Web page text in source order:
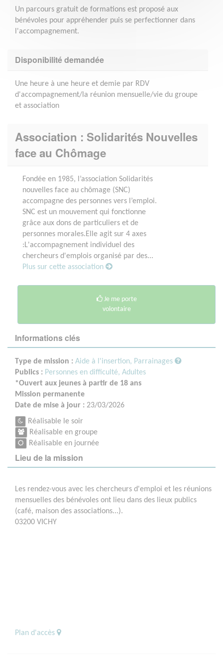
Un parcours gratuit de formations est proposé aux
bénévoles pour appréhender puis se perfectionner dans
l'accompagnement.
Disponibilité demandée
Une heure à une heure et demie par RDV
d'accompagnement/la réunion mensuelle/vie du groupe
et association
Association : Solidarités Nouvelles
face au Chômage
Fondée en 1985, l’association Solidarités
nouvelles face au chômage (SNC)
accompagne des personnes vers l’emploi.
SNC est un mouvement qui fonctionne
grâce aux dons de particuliers et de
personnes morales.Elle agit sur 4 axes
:L'accompagnement individuel des
chercheurs d'emplois organisé par des...
Plus sur cette association
Je me porte
volontaire
Informations clés
Type de mission : Aide à l'insertion, Parrainages
Publics : Personnes en difficulté, Adultes
*Ouvert aux jeunes à partir de 18 ans
Mission permanente
Date de mise à jour : 23/03/2026
Réalisable le soir
Réalisable en groupe
Réalisable en journée
Lieu de la mission
Les rendez-vous avec les chercheurs d'emploi et les réunions
mensuelles des bénévoles ont lieu dans des lieux publics
(café, maison des associations...).
03200 VICHY
Plan d'accès